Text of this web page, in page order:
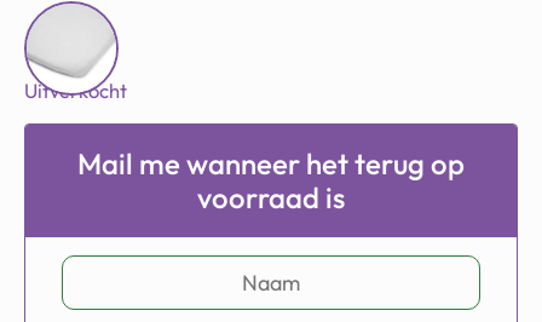
Uitverkocht
Mail me wanneer het terug op
voorraad is